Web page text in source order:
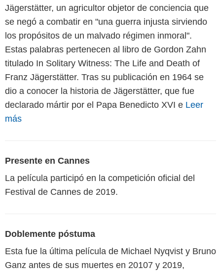
Jägerstätter, un agricultor objetor de conciencia que
se negó a combatir en "una guerra injusta sirviendo
los propósitos de un malvado régimen inmoral".
Estas palabras pertenecen al libro de Gordon Zahn
titulado In Solitary Witness: The Life and Death of
Franz Jägerstätter. Tras su publicación en 1964 se
dio a conocer la historia de Jägerstätter, que fue
declarado mártir por el Papa Benedicto XVI e Leer
más
Presente en Cannes
La película participó en la competición oficial del
Festival de Cannes de 2019.
Doblemente póstuma
Esta fue la última película de Michael Nyqvist y Bruno
Ganz antes de sus muertes en 20107 y 2019,